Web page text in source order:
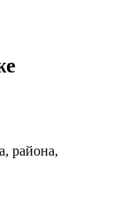
района,